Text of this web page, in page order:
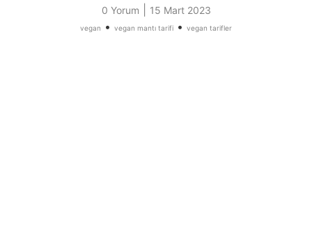
0 Yorum 15 Mart 2023
vegan • vegan mantı tarifi • vegan tarifler